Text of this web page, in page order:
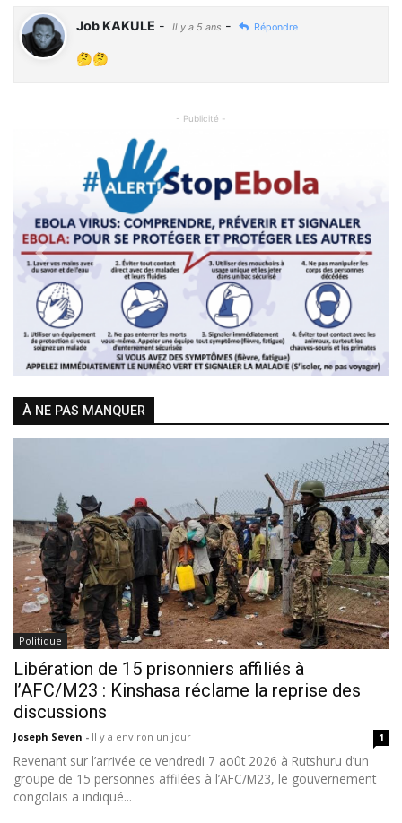
Job KAKULE - Il y a 5 ans - Répondre
🤔🤔
- Publicité -
Previous Next
À NE PAS MANQUER
Politique
Libération de 15 prisonniers affiliés à
l’AFC/M23 : Kinshasa réclame la reprise des
discussions
Joseph Seven - Il y a environ un jour 1
Revenant sur l’arrivée ce vendredi 7 août 2026 à Rutshuru d’un
groupe de 15 personnes affilées à l’AFC/M23, le gouvernement
congolais a indiqué...